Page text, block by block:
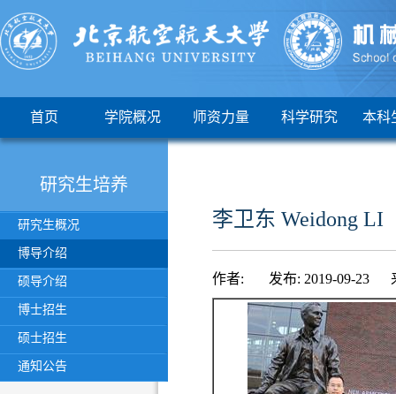
首页 学院概况 师资力量 科学研究 本科
研究生培养
研究生概况
博导介绍
硕导介绍
博士招生
硕士招生
通知公告
李卫东 Weidong LI
作者: 发布: 2019-09-23